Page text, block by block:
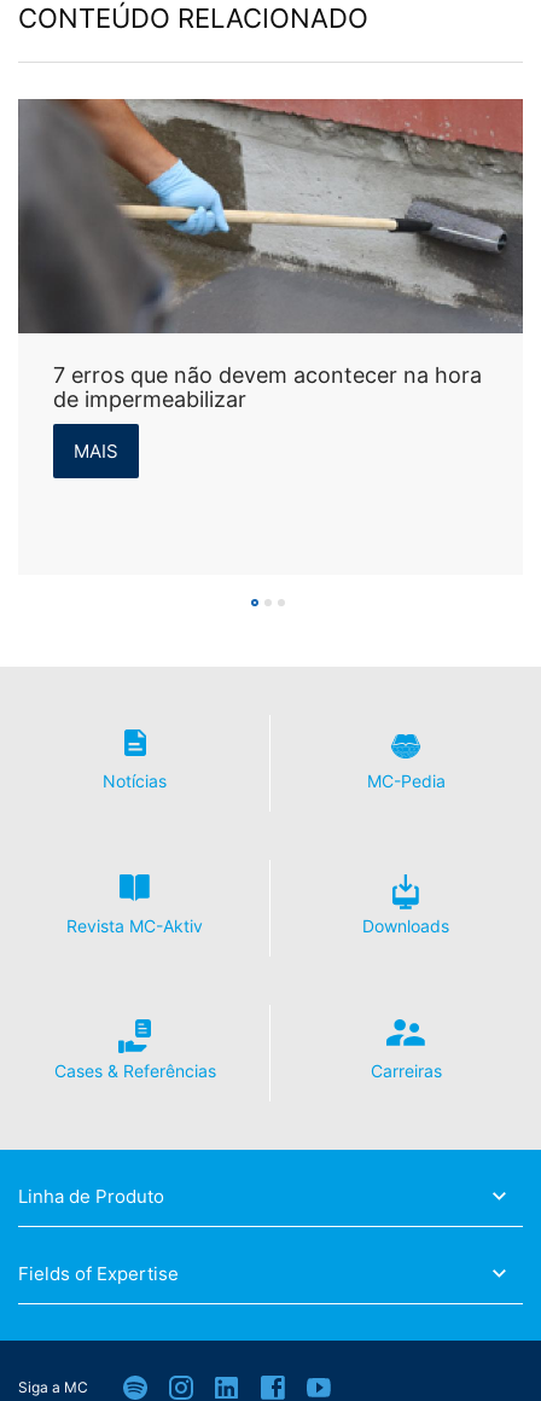
CONTEÚDO RELACIONADO
7 erros que não devem acontecer na hora
de impermeabilizar
MAIS
Notícias MC-Pedia
Revista MC-Aktiv Downloads
Cases & Referências Carreiras
Linha de Produto
Fields of Expertise
Siga a MC